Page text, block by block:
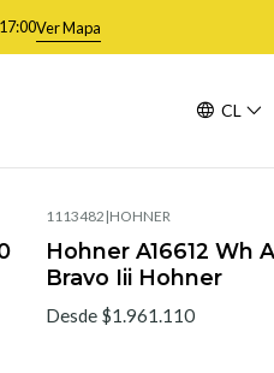
CL
Ver Mapa
1113482 |HOHNER
Hohner A16612 Wh
Bravo Iii Hohner
Desde $1.961.110